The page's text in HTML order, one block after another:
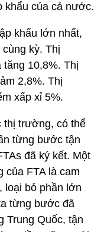
khẩu của cả nước.
khẩu lớn nhất,
kỳ. Thị
10,8%. Thị
2,8%. Thị
xấp xỉ 5%.
thị trường, có thể
từng bước tận
đã ký kết. Một
của FTA là cam
loại bỏ phần lớn
từng bước đã
Trung Quốc, tận